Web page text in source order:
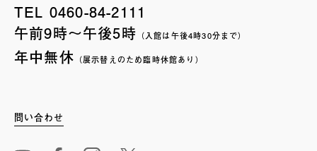
TEL 0460-84-2111
午前9時〜午後5時 （入館は午後4時30分まで）
年中無休 （展示替えのため臨時休館あり）
問い合わせ